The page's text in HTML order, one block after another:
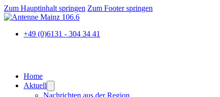
Zum Hauptinhalt springen Zum Footer springen
+49 (0)6131 - 304 34 41
Home
Aktuell
Nachrichten aus der Region